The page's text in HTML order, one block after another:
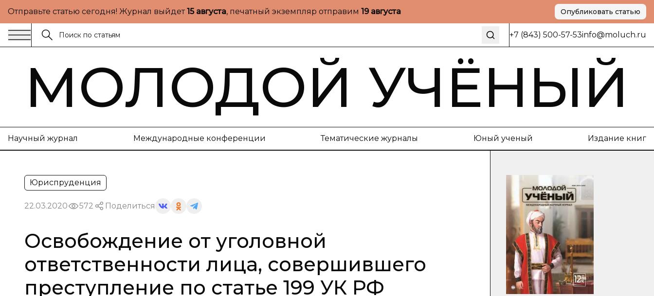
Отправьте статью сегодня! Журнал выйдет15 августа, печатный экземпляр отправим 19 августа Опубликовать статью
+7 (843) 500-57-53info@moluch.ru
МОЛОДОЙ УЧЁНЫЙ
Научный журнал Международные конференции Тематические журналы Юный ученый Издание книг
Юриспруденция
22.03.2020 572 Поделиться
Освобождение от уголовной
ответственности лица, совершившего
преступление по статье 199 УК РФ